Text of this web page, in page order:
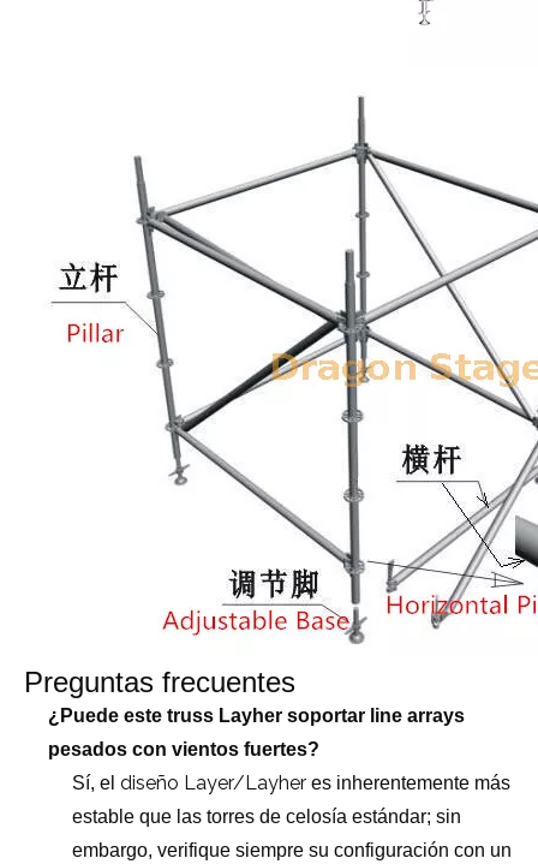
Preguntas frecuentes
¿Puede este truss Layher soportar line arrays
pesados ​​con vientos fuertes?
Sí, el diseño Layer/Layher es inherentemente más
estable que las torres de celosía estándar; sin
embargo, verifique siempre su configuración con un